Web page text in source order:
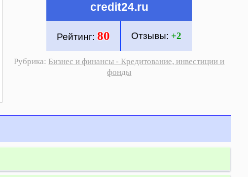
credit24.ru
Рейтинг:80 Отзывы: +2
Рубрика: Бизнес и финансы - Кредитование, инвестиции и
фонды